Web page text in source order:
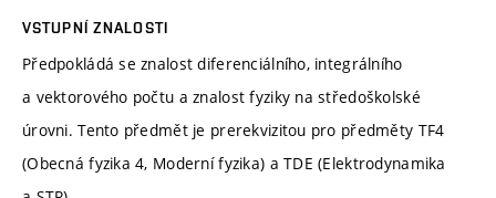
VSTUPNÍ ZNALOSTI
Předpokládá se znalost diferenciálního, integrálního
a vektorového počtu a znalost fyziky na středoškolské
úrovni. Tento předmět je prerekvizitou pro předměty TF4
(Obecná fyzika 4, Moderní fyzika) a TDE (Elektrodynamika